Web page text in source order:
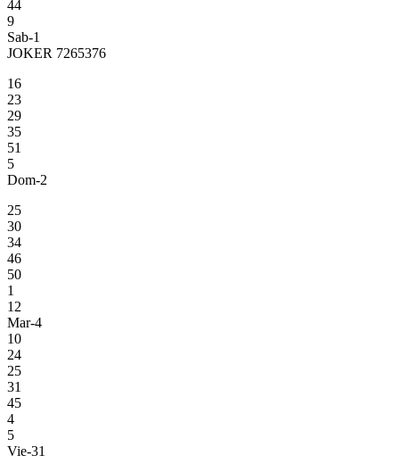
44
9
Sab-1
JOKER 7265376
16
23
29
35
51
5
Dom-2
25
30
34
46
50
1
12
Mar-4
10
24
25
31
45
4
5
Vie-31